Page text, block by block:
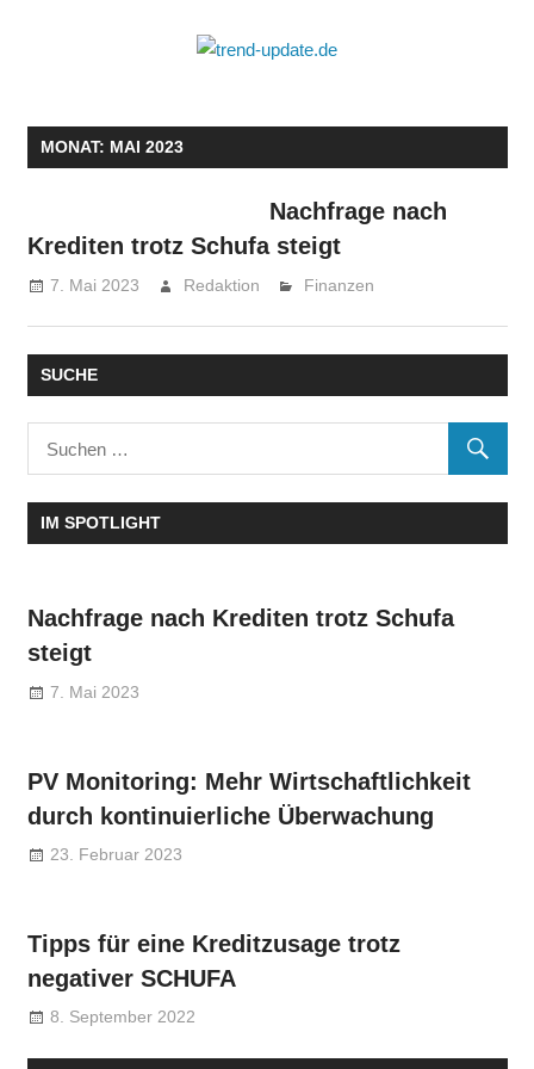
update.de
News
Wissenschaft
MONAT: MAI 2023
Nachfrage nach
Krediten trotz Schufa steigt
7. Mai 2023 Redaktion Finanzen
SUCHE
IM SPOTLIGHT
Nachfrage nach Krediten trotz Schufa
steigt
7. Mai 2023
PV Monitoring: Mehr Wirtschaftlichkeit
durch kontinuierliche Überwachung
23. Februar 2023
Tipps für eine Kreditzusage trotz
negativer SCHUFA
8. September 2022